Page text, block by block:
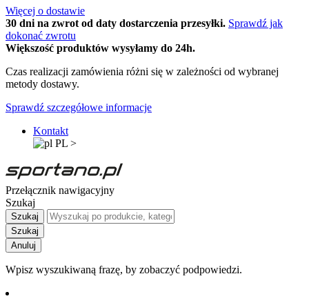
Więcej o dostawie
30 dni na zwrot od daty dostarczenia przesyłki. Sprawdź jak
dokonać zwrotu
Większość produktów wysyłamy do 24h.
Czas realizacji zamówienia różni się w zależności od wybranej
metody dostawy.
Sprawdź szczegółowe informacje
Kontakt
PL >
Przełącznik nawigacyjny
Szukaj
Szukaj
Szukaj
Anuluj
Wpisz wyszukiwaną frazę, by zobaczyć podpowiedzi.